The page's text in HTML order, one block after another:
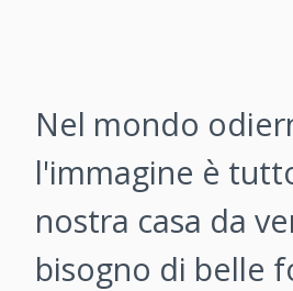
Nel mondo
l'immagine è
nostra casa da
bisogno di belle